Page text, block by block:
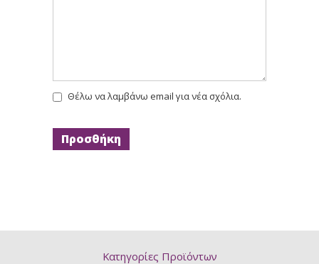
Θέλω να λαμβάνω email για νέα σχόλια.
Κατηγορίες Προϊόντων